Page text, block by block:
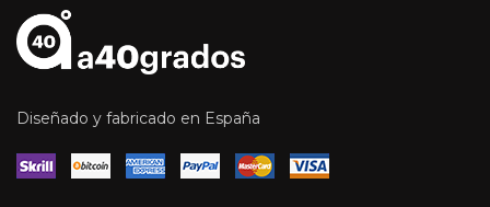
Diseñado y fabricado en España